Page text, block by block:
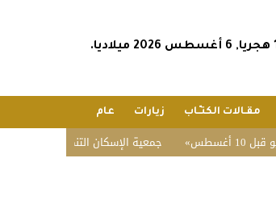
مقـالات الكتـّـاب زيارات عام
جمعية الإسكان التنموي بفيضة أثقب تحقق 96.3% في تقييم